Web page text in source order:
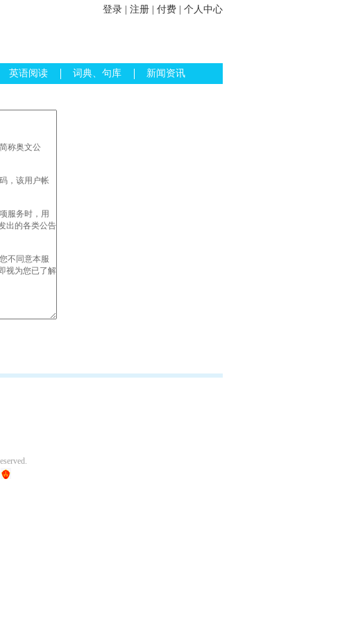
登录 注册 付费 个人中心
英语阅读 词典、句库 新闻资讯